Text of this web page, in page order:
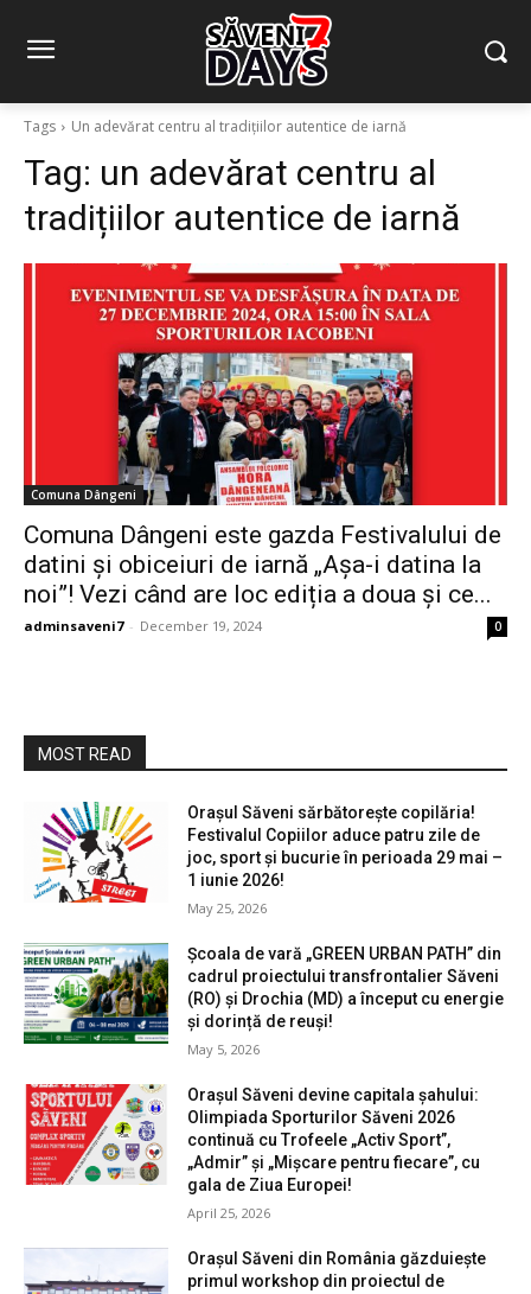
Tags Un adevărat centru al tradițiilor autentice de iarnă
Tag: un adevărat centru al
tradițiilor autentice de iarnă
Comuna Dângeni
Comuna Dângeni este gazda Festivalului de
datini și obiceiuri de iarnă „Așa-i datina la
noi”! Vezi când are loc ediția a doua și ce...
adminsaveni7 - December 19, 2024 0
MOST READ
Orașul Săveni sărbătorește copilăria!
Festivalul Copiilor aduce patru zile de
joc, sport și bucurie în perioada 29 mai –
1 iunie 2026!
May 25, 2026
Școala de vară „GREEN URBAN PATH” din
cadrul proiectului transfrontalier Săveni
(RO) și Drochia (MD) a început cu energie
și dorință de reuși!
May 5, 2026
Orașul Săveni devine capitala șahului:
Olimpiada Sporturilor Săveni 2026
continuă cu Trofeele „Activ Sport”,
„Admir” și „Mișcare pentru fiecare”, cu
gala de Ziua Europei!
April 25, 2026
Orașul Săveni din România găzduiește
primul workshop din proiectul de